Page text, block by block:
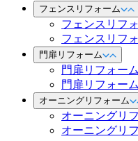
フェンスリフォーム
フェンスリフ
フェンスリフ
門扉リフォーム
門扉リフォー
門扉リフォー
オーニングリフォーム
オーニングリ
オーニングリ